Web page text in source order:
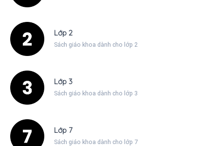
Lớp 2
Sách giáo khoa dành cho lớp 2
Lớp 3
Sách giáo khoa dành cho lớp 3
Lớp 7
Sách giáo khoa dành cho lớp 7